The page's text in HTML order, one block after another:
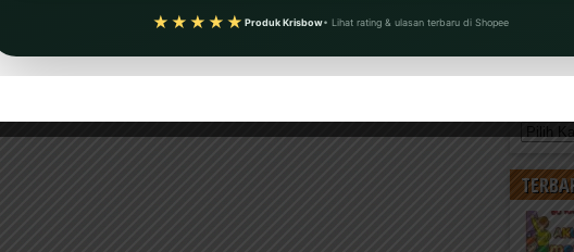
Kategori
★★★★★ Produk Krisbow• Lihat rating & ulasan terbaru di Shopee